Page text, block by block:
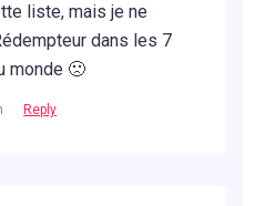
liste, mais je ne
dans les 7
monde 🙁
Reply